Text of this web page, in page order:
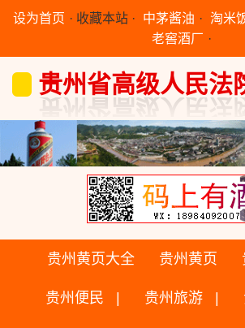
设为首页 · 收藏本站 · 中茅酱油 · 淘米
老窖酒厂 ·
贵州省高级人民法
贵州黄页大全 贵州黄页
贵州便民 贵州旅游